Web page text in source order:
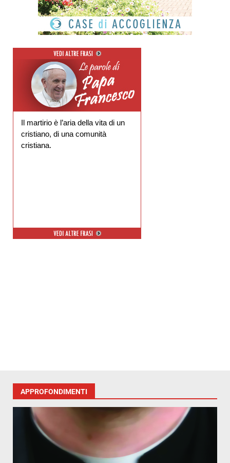
Il martirio è l’aria della vita di un
cristiano, di una comunità
cristiana.
APPROFONDIMENTI